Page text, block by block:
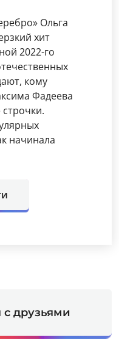
Ольга
хит
2022-го
кому
Фадеева
начинала
с друзьями